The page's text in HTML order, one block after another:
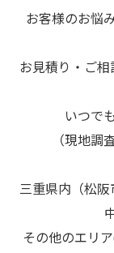
お客様のお悩
お見積り・ご
いつで
（現地調
三重県内（松
その他のエリ